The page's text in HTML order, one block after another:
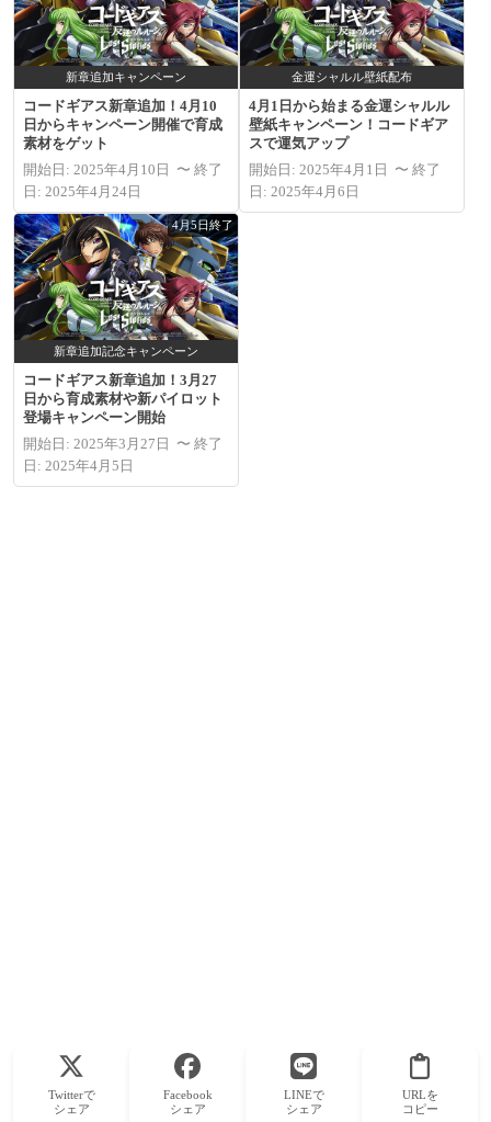
新章追加キャンペーン
コードギアス新章追加！4月10
日からキャンペーン開催で育成
素材をゲット
開始日: 2025年4月10日 〜 終了
日: 2025年4月24日
金運シャルル壁紙配布
4月1日から始まる金運シャルル
壁紙キャンペーン！コードギア
スで運気アップ
開始日: 2025年4月1日 〜 終了
日: 2025年4月6日
4月5日終了
新章追加記念キャンペーン
コードギアス新章追加！3月27
日から育成素材や新パイロット
登場キャンペーン開始
開始日: 2025年3月27日 〜 終了
日: 2025年4月5日
Twitterで
シェア
Facebook
シェア
LINEで
シェア
URLを
コピー